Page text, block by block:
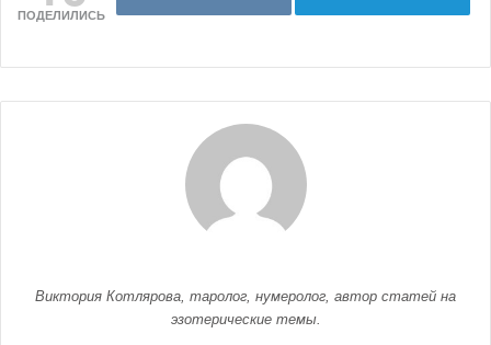
ПОДЕЛИЛИСЬ
Виктория Котлярова, таролог, нумеролог, автор статей на
эзотерические темы.